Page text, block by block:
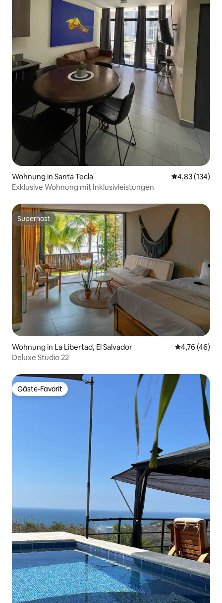
Wohnung in Santa Tecla
4,83 (134)
Exklusive Wohnung mit Inklusivleistungen
Superhost
Superhost
Wohnung in La Libertad, El Salvador
4,76 (46)
Deluxe Studio 22
Gäste-Favorit
Gäste-Favorit